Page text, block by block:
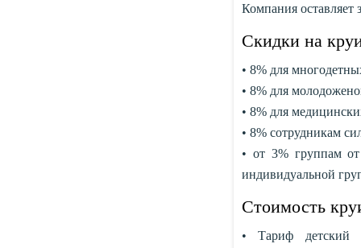
Компания оставляет
Скидки на
• 8% для
• 8% для
• 8% для
• 8% сотрудникам
• от 3% группам
индивидуальной
Стоимость
• Тариф детский